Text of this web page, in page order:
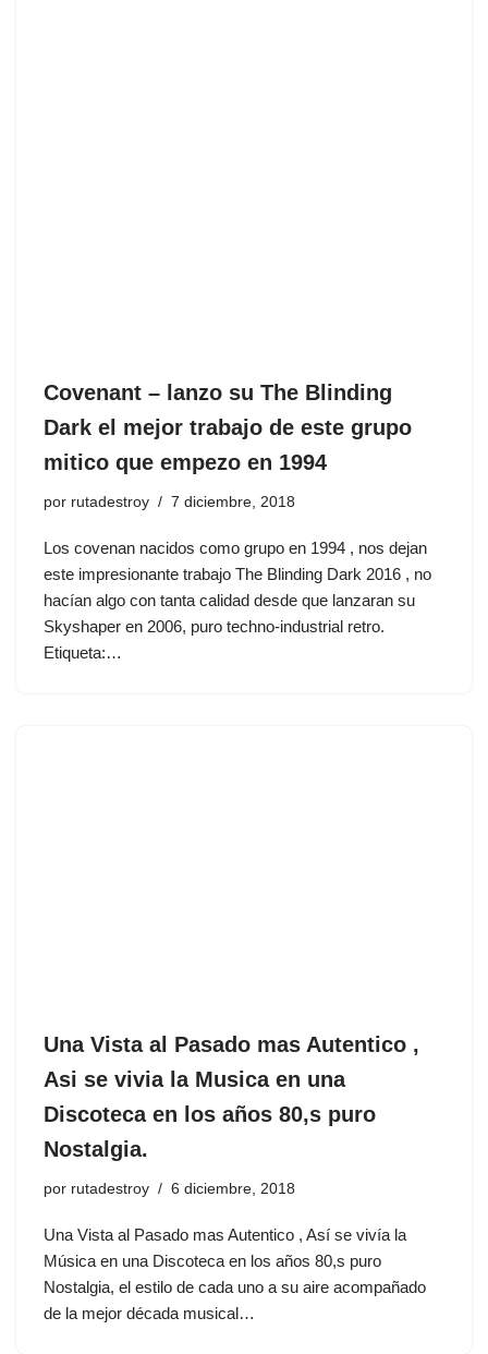
Covenant ‎– lanzo su The Blinding
Dark el mejor trabajo de este grupo
mitico que empezo en 1994
por rutadestroy 7 diciembre, 2018
Los covenan nacidos como grupo en 1994 , nos dejan
este impresionante trabajo The Blinding Dark 2016 , no
hacían algo con tanta calidad desde que lanzaran su
Skyshaper en 2006, puro techno-industrial retro.
Etiqueta:…
Una Vista al Pasado mas Autentico ,
Asi se vivia la Musica en una
Discoteca en los años 80,s puro
Nostalgia.
por rutadestroy 6 diciembre, 2018
Una Vista al Pasado mas Autentico , Así se vivía la
Música en una Discoteca en los años 80,s puro
Nostalgia, el estilo de cada uno a su aire acompañado
de la mejor década musical…